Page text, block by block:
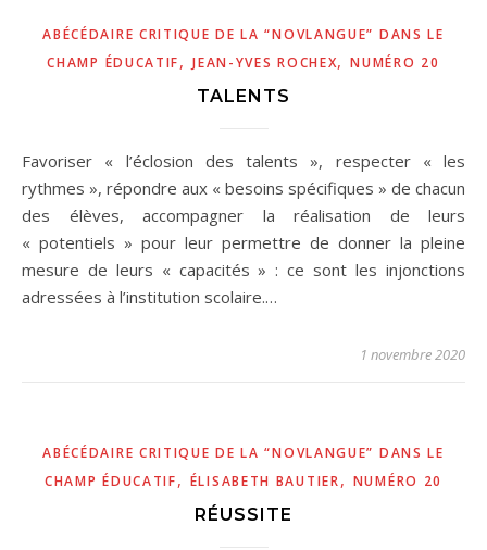
ABÉCÉDAIRE CRITIQUE DE LA “NOVLANGUE” DANS LE
CHAMP ÉDUCATIF,JEAN-YVES ROCHEX,NUMÉRO 20
TALENTS
Favoriser « l’éclosion des talents », respecter « les
rythmes », répondre aux « besoins spécifiques » de chacun
des élèves, accompagner la réalisation de leurs
« potentiels » pour leur permettre de donner la pleine
mesure de leurs « capacités » : ce sont les injonctions
adressées à l’institution scolaire.…
1 novembre 2020
ABÉCÉDAIRE CRITIQUE DE LA “NOVLANGUE” DANS LE
CHAMP ÉDUCATIF, ÉLISABETH BAUTIER, NUMÉRO 20
RÉUSSITE